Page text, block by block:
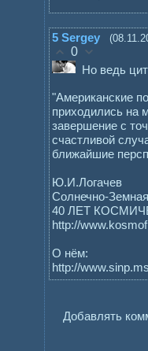
5 Sergey
0
Но ведь
"Американские
приходились на
завершение с
счастливой
ближайшие
Ю.И.Логачев
Солнечно-
40 ЛЕТ
http://
О нём:
http://
Добавлять